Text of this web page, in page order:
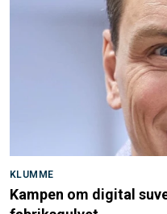
KLUMME
Kampen om digital